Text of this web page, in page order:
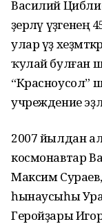
Василий
әҙерләү
улар үҙ
ҡулай булған
“Красноусол”
учреждение
2007 йылдан
космонавтар
Максим Сураев,
һынаусыһы
Геройҙары